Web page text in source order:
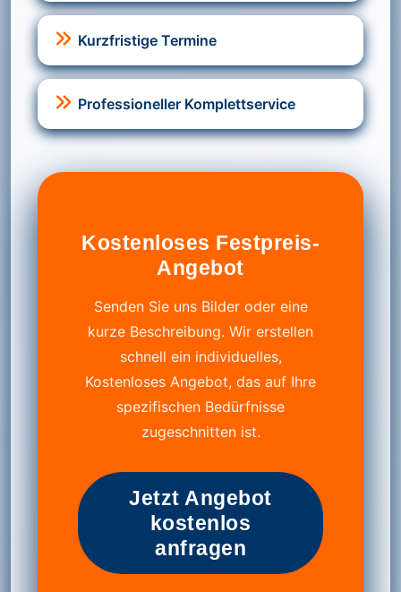
Kurzfristige Termine
Professioneller Komplettservice
Kostenloses Festpreis-
Angebot
Senden Sie uns Bilder oder eine
kurze Beschreibung. Wir erstellen
schnell ein individuelles,
Kostenloses Angebot, das auf Ihre
spezifischen Bedürfnisse
zugeschnitten ist.
Jetzt Angebot
kostenlos
anfragen